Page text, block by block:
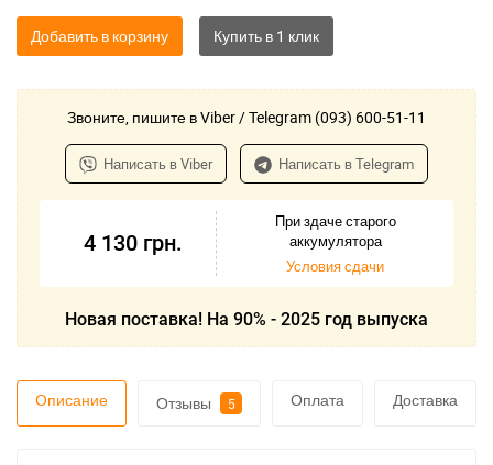
Добавить в корзину
Звоните, пишите в Viber / Telegram (093) 600-51-11
Написать в Viber Написать в Telegram
4 130 грн.
При здаче старого
аккумулятора
Условия сдачи
Новая поставка! На 90% - 2025 год выпуска
Описание Отзывы 5 Оплата Доставка